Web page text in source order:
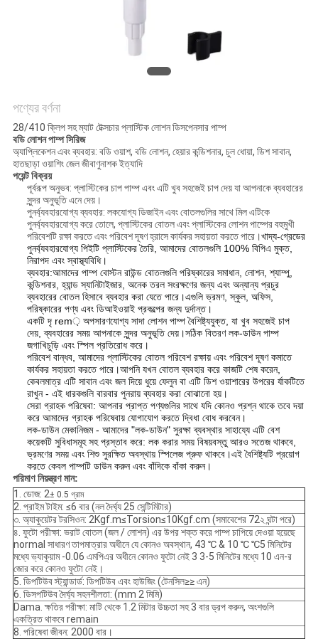
পণ্যের বর্ণনা
28/410 ক্লিপ সহ ম্যাট টেক্সচার প্লাস্টিক লোশন ডিসপেনসার পাম্প
বডি লোশন পাম্প সিরিজ
অ্যাপ্লিকেশন এবং ব্যবহার: বডি ওয়াশ, বডি লোশন, হেয়ার কন্ডিশনার, চুল ধোয়া, ডিশ সাবান,
হাতছাড়া ওয়াশিং জেল জীবাণুনাশক ইত্যাদি
পয়েন্ট বিক্রয়
পূর্বরূপ অনুভব: প্লাস্টিকের চাপ পাম্প এবং এটি খুব সহজেই চাপ দেয় যা আপনাকে ব্যবহারের
সুন্দর অনুভূতি এনে দেয়।
পুনর্ব্যবহারযোগ্য ব্যবহার: লকযোগ্য ডিজাইন এবং বোতলগুলির সাথে মিল এটিকে
পুনর্ব্যবহারযোগ্য করে তোলে, প্লাস্টিকের বোতল এবং প্লাস্টিকের লোশন পাম্পের বহুমুখী
পরিবেশটি রক্ষা করতে এবং পরিবেশ দূষণ হ্রাসে কার্যকর সহায়তা করতে পারে।খাদ্য-গ্রেডের
পুনর্ব্যবহারযোগ্য পিইটি প্লাস্টিকের তৈরি, আমাদের বোতলগুলি 100% বিপিএ মুক্ত,
নিরাপদ এবং স্বাস্থ্যবিধি।
ব্যবহার:আমাদের পাম্প বোস্টন রাউন্ড বোতলগুলি পরিষ্কারের সমাধান, লোশন, শ্যাম্পু,
কন্ডিশনার, হ্যান্ড স্যানিটাইজার, অনেক তরল সংরক্ষণের জন্য এবং অন্যান্য প্রচুর
ব্যবহারের বোতল হিসাবে ব্যবহার করা যেতে পারে।এগুলি ভ্রমণ, স্কুল, অফিস,
পরিষ্কারের পণ্য এবং ডিআইওয়াই প্রকল্পের জন্য দুর্দান্ত।
একটি দৃ rem় অপসারণযোগ্য সাদা লোশন পাম্প বৈশিষ্ট্যযুক্ত, যা খুব সহজেই চাপ
দেয়, ব্যবহারের সময় আপনাকে সুন্দর অনুভূতি দেয়।সঠিক বিতরণ লক-ডাউন পাম্প
জগাখিচুড়ি এবং স্পিল প্রতিরোধ করে।
পরিবেশ বান্ধব, আমাদের প্লাস্টিকের বোতল পরিবেশ রক্ষায় এবং পরিবেশ দূষণ কমাতে
কার্যকর সহায়তা করতে পারে।আপনি যখন বোতল ব্যবহার করে কাজটি শেষ করেন,
কেবলমাত্র এটি সাবান এবং জল দিয়ে ধুয়ে ফেলুন বা এটি ডিশ ওয়াশারের উপরের র্যাকটিতে
রাখুন - এই ধারকগুলি বারবার পুনরায় ব্যবহার করা বোঝানো হয়।
সেরা গ্রাহক পরিষেবা: আপনার প্রাপ্ত পণ্যগুলির সাথে যদি কোনও প্রশ্ন থাকে তবে দয়া
করে আমাদের গ্রাহক পরিষেবায় যোগাযোগ করতে দ্বিধা বোধ করবেন।
লক-ডাউন মেকানিজম - আমাদের "লক-ডাউন" সুরক্ষা ব্যবস্থার সাহায্যে এটি বেশ
কয়েকটি সুবিধাসমূহ সহ প্রস্তাব করে: লক করার সময় বিষয়বস্তু আরও সতেজ থাকবে,
ভ্রমণের সময় এবং শিশু সুরক্ষিত অবস্থায় স্পিলেজ প্রুফ থাকবে।এই বৈশিষ্ট্যটি প্রয়োগ
করতে কেবল পাম্পটি ডাউন করুন এবং বাঁদিকে বাঁকা করুন।
পরিমাণ নিয়ন্ত্রণ মান:
1. ডোজ: 2± 0.5 গ্রাম
2. প্রাইম টাইম: ≤6 বার (নল দৈর্ঘ্য 25 সেন্টিমিটার)
৩. অ্যাকুয়েটর টরসিওন: 2Kgf.m≤Torsion≤10Kgf.cm (সমাবেশের 72২ ঘন্টা পরে)
৪. ফুটো পরীক্ষা: ভরাট বোতল (জল / লোশন) এর উপর শক্ত করে পাম্প চাপিয়ে দেওয়া হয়েছে
normal সাধারণ তাপমাত্রার অধীনে যে কোনও অবস্থান, 43 ℃ & 10 ℃ ℃5 মিনিটের
মধ্যে ভ্যাকুয়াম -0.06 এমপিএর অধীনে কোনও ফুটো নেই 3 3-5 মিনিটের মধ্যে 10 এন-র
জোর করে কোনও ফুটো নেই।
5. ডিপটিউব স্ট্যান্ডার্ড: ডিপটিউব এবং হাউজিং (টেনসিল≥≥ এন)
6. ডিসপটিউব দৈর্ঘ্য সহনশীলতা: (mm 2 মিমি)
Dama. ক্ষতির পরীক্ষা: মাটি থেকে 1.2 মিটার উচ্চতা সহ 3 বার ড্রপ করুন, অংশগুলি
একত্রিত থাকবে remain
8. পরিষেবা জীবন: 2000 বার।